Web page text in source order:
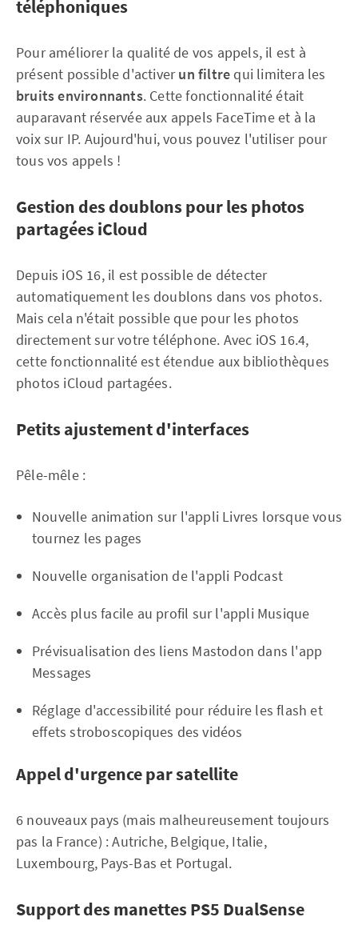
téléphoniques
Pour améliorer la qualité de vos appels, il est à
présent possible d'activerun filtrequi limitera les
bruits environnants. Cette fonctionnalité était
auparavant réservée aux appels FaceTime et à la
voix sur IP. Aujourd'hui, vous pouvez l'utiliser pour
tous vos appels !
Gestion des doublons pour les photos
partagées iCloud
Depuis iOS 16, il est possible de détecter
automatiquement les doublons dans vos photos.
Mais cela n'était possible que pour les photos
directement sur votre téléphone. Avec iOS 16.4,
cette fonctionnalité est étendue aux bibliothèques
photos iCloud partagées.
Petits ajustement d'interfaces
Pêle-mêle :
Nouvelle animation sur l'appli Livres lorsque vous
tournez les pages
Nouvelle organisation de l'appli Podcast
Accès plus facile au profil sur l'appli Musique
Prévisualisation des liens Mastodon dans l'app
Messages
Réglage d'accessibilité pour réduire les flash et
effets stroboscopiques des vidéos
Appel d'urgence par satellite
6 nouveaux pays (mais malheureusement toujours
pas la France) : Autriche, Belgique, Italie,
Luxembourg, Pays-Bas et Portugal.
Support des manettes PS5 DualSense